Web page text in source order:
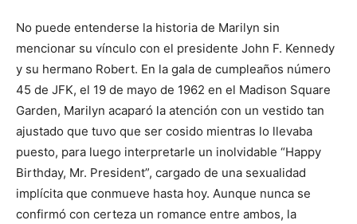
No puede entenderse la historia de Marilyn sin
mencionar su vínculo con el presidente John F. Kennedy
y su hermano Robert. En la gala de cumpleaños número
45 de JFK, el 19 de mayo de 1962 en el Madison Square
Garden, Marilyn acaparó la atención con un vestido tan
ajustado que tuvo que ser cosido mientras lo llevaba
puesto, para luego interpretarle un inolvidable “Happy
Birthday, Mr. President”, cargado de una sexualidad
implícita que conmueve hasta hoy. Aunque nunca se
confirmó con certeza un romance entre ambos, la